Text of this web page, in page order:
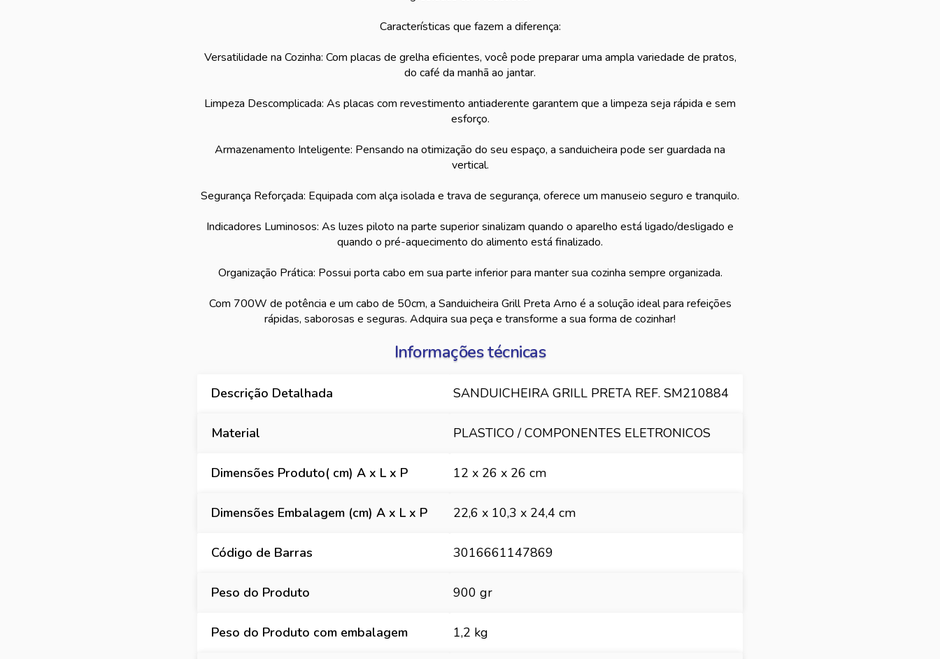
Características que fazem a diferença:
Versatilidade na Cozinha: Com placas de grelha eficientes, você pode preparar uma ampla variedade de pratos,
do café da manhã ao jantar.
Limpeza Descomplicada: As placas com revestimento antiaderente garantem que a limpeza seja rápida e sem
esforço.
Armazenamento Inteligente: Pensando na otimização do seu espaço, a sanduicheira pode ser guardada na
vertical.
Segurança Reforçada: Equipada com alça isolada e trava de segurança, oferece um manuseio seguro e tranquilo.
Indicadores Luminosos: As luzes piloto na parte superior sinalizam quando o aparelho está ligado/desligado e
quando o pré-aquecimento do alimento está finalizado.
Organização Prática: Possui porta cabo em sua parte inferior para manter sua cozinha sempre organizada.
Com 700W de potência e um cabo de 50cm, a Sanduicheira Grill Preta Arno é a solução ideal para refeições
rápidas, saborosas e seguras. Adquira sua peça e transforme a sua forma de cozinhar!
Informações técnicas
Descrição Detalhada SANDUICHEIRA GRILL PRETA REF. SM210884
Material PLASTICO / COMPONENTES ELETRONICOS
Dimensões Produto( cm) A x L x P 12 x 26 x 26 cm
Dimensões Embalagem (cm) A x L x P 22,6 x 10,3 x 24,4 cm
Código de Barras 3016661147869
Peso do Produto 900 gr
Peso do Produto com embalagem 1,2 kg